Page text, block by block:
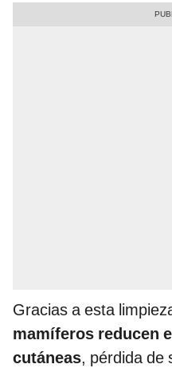
Gracias a esta
mamíferos reducen
cutáneas, pérdida de